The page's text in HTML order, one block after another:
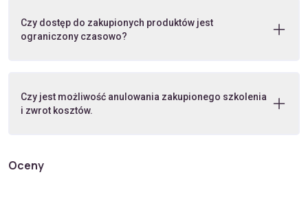
Czy dostęp do zakupionych produktów jest
ograniczony czasowo?
Czy jest możliwość anulowania zakupionego szkolenia
i zwrot kosztów.
Oceny